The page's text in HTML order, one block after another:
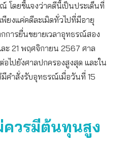
โดยชี้แจงว่าคดีนี้เป็นประเด็นที่
ยงแค่คดีละเมิดทั่วไปที่มีอายุ
การยื่นขยายเวลาอุทธรณ์สอง
ะ 21 พฤศจิกายน 2567 ศาล
อไปยังศาลปกครองสูงสุด และใน
คำสั่งรับอุทธรณ์เมื่อวันที่ 15
ควรมีต้นทุนสูง